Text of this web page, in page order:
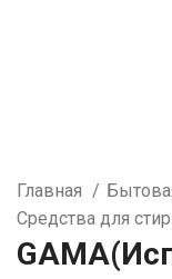
Главная
Средства для